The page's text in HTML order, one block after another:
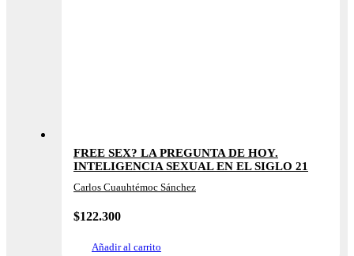
FREE SEX? LA PREGUNTA DE HOY.
INTELIGENCIA SEXUAL EN EL SIGLO 21
Carlos Cuauhtémoc Sánchez
$122.300
Añadir al carrito